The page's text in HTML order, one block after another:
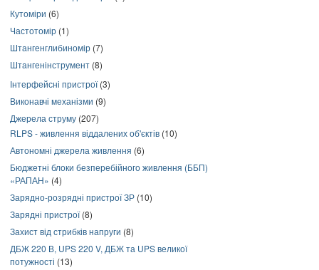
Кутоміри (6)
Частотомір (1)
Штангенглибиномір (7)
Штангенінструмент (8)
Інтерфейсні пристрої(3)
Виконавчі механізми (9)
Джерела струму (207)
RLPS - живлення віддалених об'єктів (10)
Автономні джерела живлення (6)
Бюджетні блоки безперебійного живлення (ББП)
«РАПАН» (4)
Зарядно-розрядні пристрої ЗР (10)
Зарядні пристрої(8)
Захист від стрибків напруги (8)
ДБЖ 220 В, UPS 220 V, ДБЖ та UPS великої
потужності (13)